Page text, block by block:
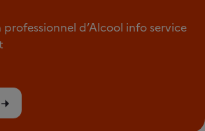
professionnel d’Alcool info service